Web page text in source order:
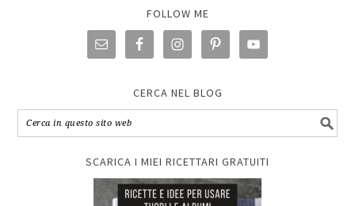
FOLLOW ME
CERCA NEL BLOG
SCARICA I MIEI RICETTARI GRATUITI